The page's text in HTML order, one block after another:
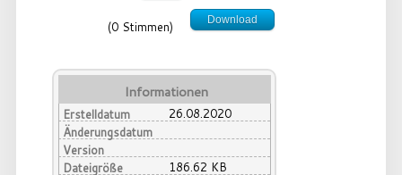
Download
(0 Stimmen)
Informationen
Erstelldatum
26.08.2020
Änderungsdatum
Version
Dateigröße
186.62 KB